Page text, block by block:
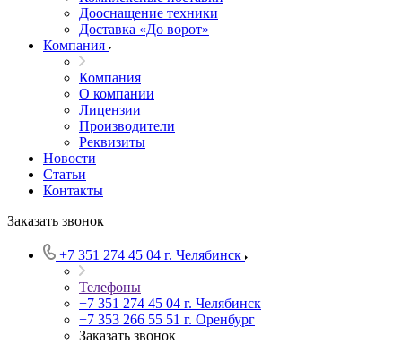
Дооснащение техники
Доставка «До ворот»
Компания
Компания
О компании
Лицензии
Производители
Реквизиты
Новости
Статьи
Контакты
Заказать звонок
+7 351 274 45 04 г. Челябинск
Телефоны
+7 351 274 45 04 г. Челябинск
+7 353 266 55 51 г. Оренбург
Заказать звонок